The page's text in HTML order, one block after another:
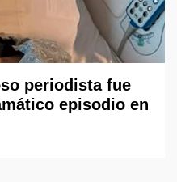
periodista fue
episodio en